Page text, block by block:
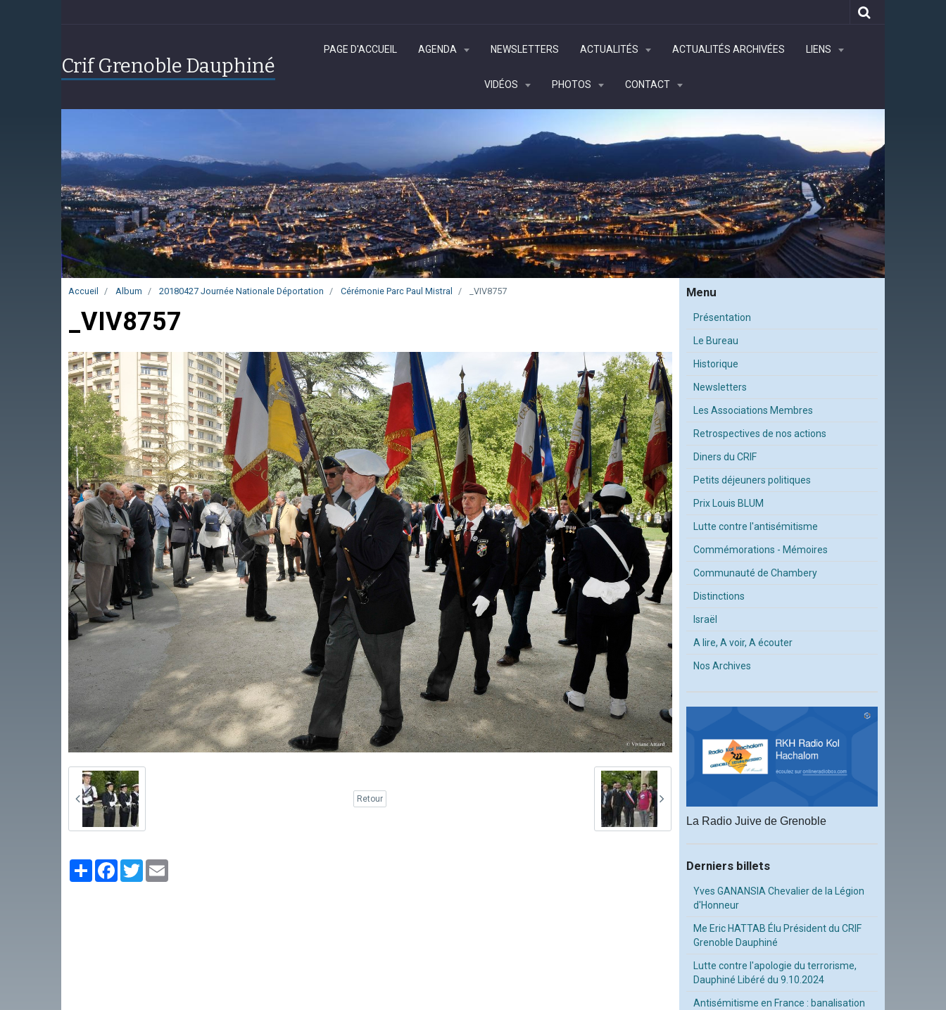
Crif Grenoble Dauphiné
PAGE D'ACCUEIL AGENDA NEWSLETTERS ACTUALITÉS ACTUALITÉS ARCHIVÉES LIENS
VIDÉOS PHOTOS CONTACT
Accueil Album 20180427 Journée Nationale Déportation Cérémonie Parc Paul Mistral _VIV8757
_VIV8757
Retour
PartagerFacebook
Twitter
Menu
Présentation
Le Bureau
Historique
Newsletters
Les Associations Membres
Retrospectives de nos actions
Diners du CRIF
Petits déjeuners politiques
Prix Louis BLUM
Lutte contre l'antisémitisme
Commémorations - Mémoires
Communauté de Chambery
Distinctions
Israël
A lire, A voir, A écouter
Nos Archives
La Radio Juive de Grenoble
Derniers billets
Yves GANANSIA Chevalier de la Légion
d'Honneur
Me Eric HATTAB Élu Président du CRIF
Grenoble Dauphiné
Lutte contre l'apologie du terrorisme,
Dauphiné Libéré du 9.10.2024
Antisémitisme en France : banalisation